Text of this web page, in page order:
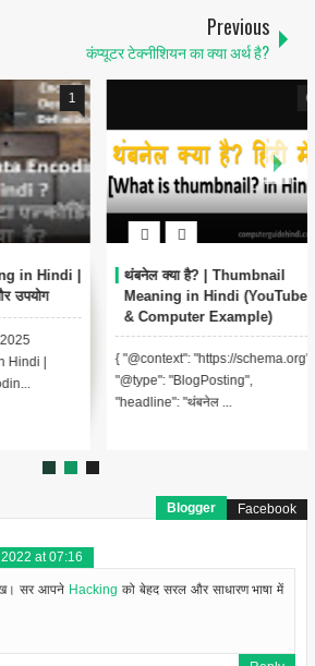
Previous
कंप्यूटर टेक्नीशियन का क्या अर्थ है?
1
|
|
थंबनेल क्या है? | Thumbnail
Meaning in Hindi (YouTube
& Computer Example)
{ "@context": "https://schema.org",
"@type": "BlogPosting",
"headline": "थंबनेल ...
Blogger Facebook
at 07:16
सर आपने Hacking को बेहद सरल और साधारण भाषा में